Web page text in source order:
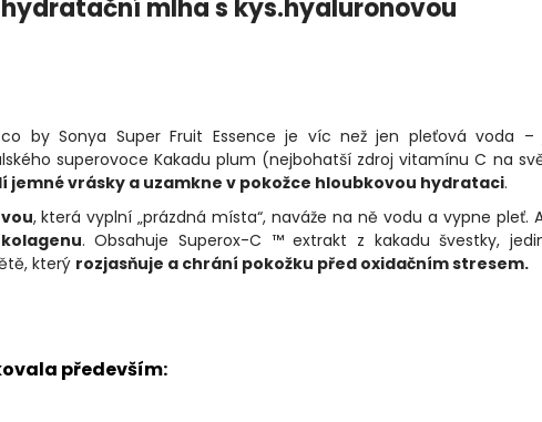
hydratační mlha s kys.hyaluronovou
by Sonya Super Fruit Essence je víc než jen pleťová voda –
superovoce Kakadu plum (nejbohatší zdroj vitamínu C na
jemné vrásky a uzamkne v pokožce hloubkovou hydrataci.
, která vyplní „prázdná místa“, naváže na ně vodu a vypne pleť.
. Obsahuje Superox-C ™ extrakt z kakadu švestky,
který rozjasňuje a chrání pokožku před oxidačním stresem.
především: